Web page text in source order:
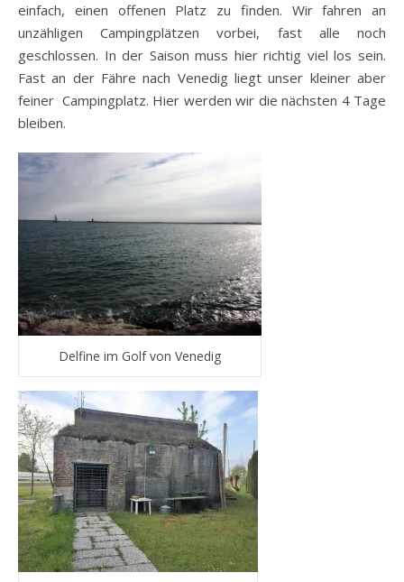
einfach, einen offenen Platz zu finden. Wir fahren an
unzähligen Campingplätzen vorbei, fast alle noch
geschlossen. In der Saison muss hier richtig viel los sein.
Fast an der Fähre nach Venedig liegt unser kleiner aber
feiner Campingplatz. Hier werden wir die nächsten 4 Tage
bleiben.
Delfine im Golf von Venedig